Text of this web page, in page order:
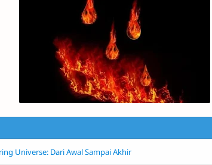
Universe: Dari Awal Sampai Akhir